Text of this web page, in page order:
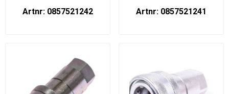
Artnr: 0857521242 Artnr: 0857521241